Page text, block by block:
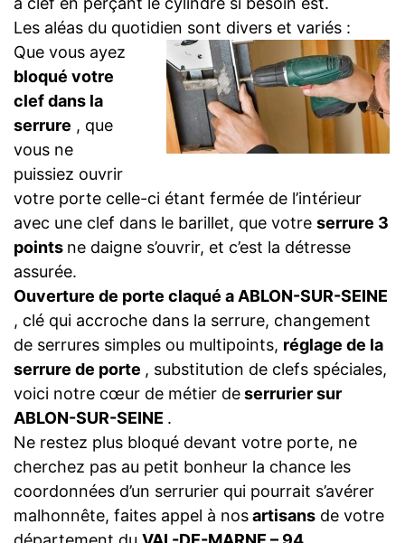
Les aléas du quotidien sont divers et variés :
Que vous ayez
bloqué votre
clef dans la
serrure , que
vous ne
puissiez ouvrir
votre porte celle-ci étant fermée de l’intérieur
avec une clef dans le barillet, que votre serrure 3
points ne daigne s’ouvrir, et c’est la détresse
assurée.
Ouverture de porte claqué a ABLON-SUR-SEINE
, clé qui accroche dans la serrure, changement
de serrures simples ou multipoints, réglage de la
serrure de porte , substitution de clefs spéciales,
voici notre cœur de métier deserrurier sur
ABLON-SUR-SEINE .
Ne restez plus bloqué devant votre porte, ne
cherchez pas au petit bonheur la chance les
coordonnées d’un serrurier qui pourrait s’avérer
malhonnête, faites appel à nosartisans de votre